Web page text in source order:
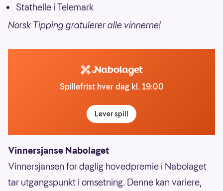
Stathelle i Telemark
Norsk Tipping gratulerer alle vinnerne!
Spillefrist hver dag kl. 19:00
Lever spill
Vinnersjanse Nabolaget
Vinnersjansen for daglig hovedpremie i Nabolaget
tar utgangspunkt i omsetning. Denne kan variere,